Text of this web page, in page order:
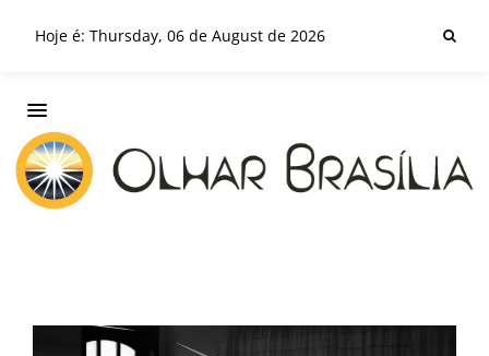
Hoje é: Thursday, 06 de August de 2026